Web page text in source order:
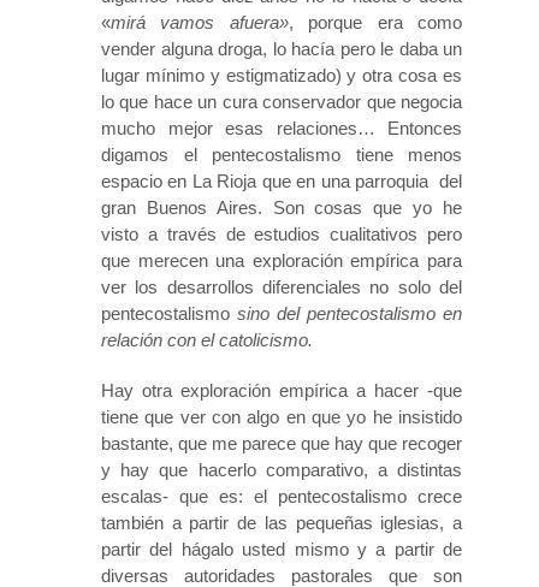
«mirá vamos afuera», porque era como
vender alguna droga, lo hacía pero le daba un
lugar mínimo y estigmatizado) y otra cosa es
lo que hace un cura conservador que negocia
mucho mejor esas relaciones… Entonces
digamos el pentecostalismo tiene menos
espacio en La Rioja que en una parroquia del
gran Buenos Aires. Son cosas que yo he
visto a través de estudios cualitativos pero
que merecen una exploración empírica para
ver los desarrollos diferenciales no solo del
pentecostalismo sino del pentecostalismo en
relación con el catolicismo.
Hay otra exploración empírica a hacer -que
tiene que ver con algo en que yo he insistido
bastante, que me parece que hay que recoger
y hay que hacerlo comparativo, a distintas
escalas- que es: el pentecostalismo crece
también a partir de las pequeñas iglesias, a
partir del hágalo usted mismo y a partir de
diversas autoridades pastorales que son